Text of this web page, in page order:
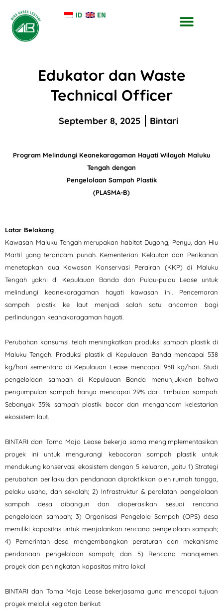
ID EN
Edukator dan Waste
Technical Officer
September 8, 2025 Bintari
Program Melindungi Keanekaragaman Hayati Wilayah Maluku
Tengah dengan
Pengelolaan Sampah Plastik
(PLASMA-B)
Latar Belakang
Kawasan Maluku Tengah merupakan habitat Dugong, Penyu, dan Hiu
Martil yang terancam punah. Kementerian Kelautan dan Perikanan
menetapkan dua Kawasan Konservasi Perairan (KKP) di Maluku
Tengah yakni di Kepulauan Banda dan Pulau-pulau Lease untuk
melindungi keanekaragaman hayati kawasan ini. Pencemaran
sampah plastik ke laut menjadi salah satu ancaman bagi
perlindungan keanakaragaman hayati.
Perubahan konsumsi telah meningkatkan produksi sampah plastik di
Maluku Tengah. Produksi plastik di Kepulauan Banda mencapai 538
kg/hari sementara di Kepulauan Lease mencapai 958 kg/hari. Studi
pengelolaan sampah di Kepulauan Banda menunjukkan bahwa
pengumpulan sampah hanya mencapai 29% dari timbulan sampah.
Sebanyak 35% sampah plastik bocor dan mengancam kelestarian
ekosistem laut.
BINTARI dan Toma Majo Lease bekerja sama mengimplementasikan
proyek ini untuk mengurangi kebocoran sampah plastik untuk
mendukung konservasi ekosistem dengan 5 keluaran, yaitu 1) Strategi
perubahan perilaku dan pendanaan dipraktikkan oleh rumah tangga,
pelaku usaha, dan sekolah; 2) Infrastruktur & peralatan pengelolaan
sampah desa dibangun dan dioperasikan sesuai rencana
pengelolaan sampah; 3) Organisasi Pengelola Sampah (OPS) desa
memiliki kapasitas untuk menjalankan rencana pengelolaan sampah;
4) Pemerintah desa mengembangkan peraturan dan mekanisme
pendanaan pengelolaan sampah; dan 5) Rencana manajemen
proyek dan peningkatan kapasitas mitra lokal
BINTARI dan Toma Majo Lease bekerjasama guna mencapai tujuan
proyek melalui kegiatan berikut: